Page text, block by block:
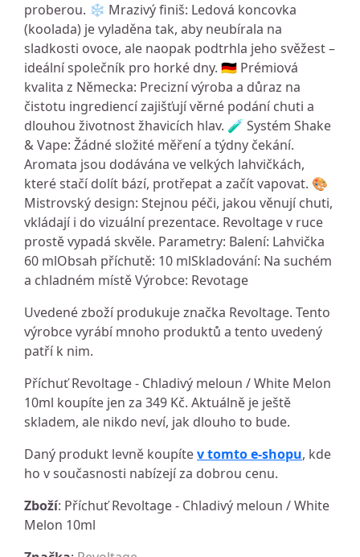
proberou. ❄️ Mrazivý finiš: Ledová koncovka
(koolada) je vyladěna tak, aby neubírala na
sladkosti ovoce, ale naopak podtrhla jeho svěžest –
ideální společník pro horké dny. 🇩🇪 Prémiová
kvalita z Německa: Precizní výroba a důraz na
čistotu ingrediencí zajišťují věrné podání chuti a
dlouhou životnost žhavicích hlav. 🧪 Systém Shake
& Vape: Žádné složité měření a týdny čekání.
Aromata jsou dodávána ve velkých lahvičkách,
které stačí dolít bází, protřepat a začít vapovat. 🎨
Mistrovský design: Stejnou péči, jakou věnují chuti,
vkládají i do vizuální prezentace. Revoltage v ruce
prostě vypadá skvěle. Parametry: Balení: Lahvička
60 mlObsah příchutě: 10 mlSkladování: Na suchém
a chladném místě Výrobce: Revotage
Uvedené zboží produkuje značka Revoltage. Tento
výrobce vyrábí mnoho produktů a tento uvedený
patří k nim.
Příchuť Revoltage - Chladivý meloun / White Melon
10ml koupíte jen za 349 Kč. Aktuálně je ještě
skladem, ale nikdo neví, jak dlouho to bude.
Daný produkt levně koupítev tomto e-shopu, kde
ho v současnosti nabízejí za dobrou cenu.
Zboží: Příchuť Revoltage - Chladivý meloun / White
Melon 10ml